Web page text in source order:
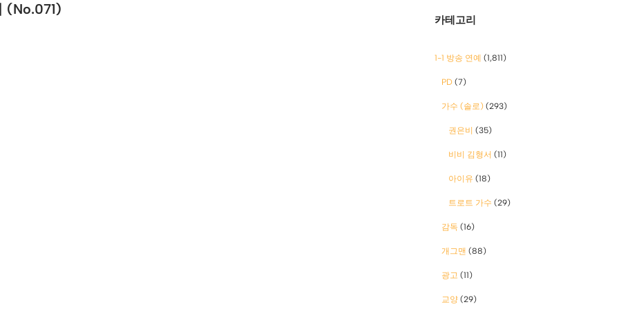
(No.071)
카테고리
1-1 방송 연예 (1,811)
PD (7)
가수 (솔로) (293)
권은비 (35)
비비 김형서 (11)
아이유 (18)
트로트 가수 (29)
감독 (16)
개그맨 (88)
광고 (11)
교양 (29)